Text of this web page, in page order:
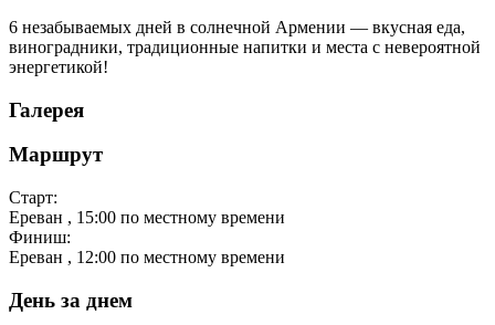
6 незабываемых дней в солнечной Армении — вкусная еда,
виноградники, традиционные напитки и места с невероятной
энергетикой!
Галерея
Маршрут
Старт:
Ереван , 15:00 по местному времени
Финиш:
Ереван , 12:00 по местному времени
День за днем